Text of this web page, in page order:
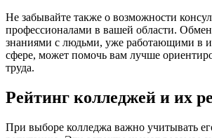
Не забывайте также о возможности
профессионалами в вашей области.
знаниями с людьми, уже работающими в
сфере, может помочь вам лучше
труда.
Рейтинг колледжей и их
При выборе колледжа важно учитывать